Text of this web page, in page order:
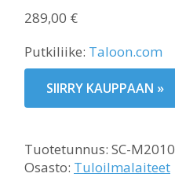
289,00 €
Putkiliike: Taloon.com
SIIRRY KAUPPAAN »
Tuotetunnus: SC-M2010
Osasto: Tuloilmalaiteet